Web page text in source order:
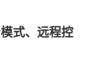
式、远程控